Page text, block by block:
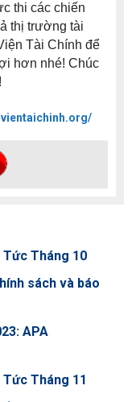
thi các chiến
thị trường tài
Tài Chính để
hơn nhé! Chúc
Tức Tháng 10
sách và báo
APA
Tức Tháng 11